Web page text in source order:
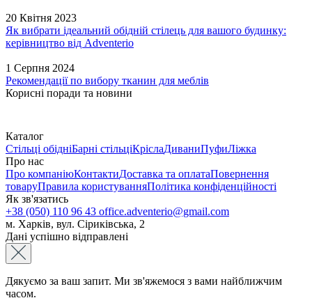
20 Квітня 2023
Як вибрати ідеальний обідній стілець для вашого будинку:
керівництво від Adventerio
1 Серпня 2024
Рекомендації по вибору тканин для меблів
Корисні поради та новини
Каталог
Стільці обідніБарні стільціКріслаДиваниПуфиЛіжка
Про нас
Про компаніюКонтактиДоставка та оплатаПовернення
товаруПравила користуванняПолітика конфіденційності
Як зв'язатись
+38 (050) 110 96 43 office.adventerio@gmail.com
м. Харків, вул. Сіриківська, 2
Дані успішно відправлені
Дякуємо за ваш запит. Ми зв'яжемося з вами найближчим
часом.